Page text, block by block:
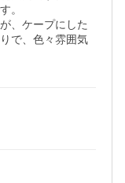
。
、ケープにした
で、色々雰囲気